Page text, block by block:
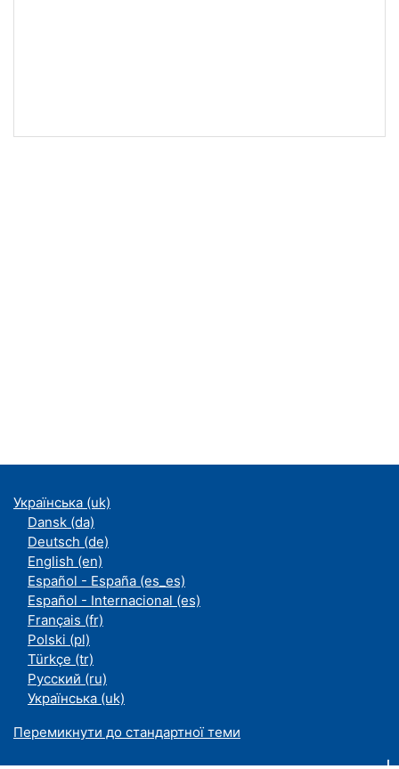
Українська ‎(uk)‎
Dansk ‎(da)‎
Deutsch ‎(de)‎
English ‎(en)‎
Español - España ‎(es_es)‎
Español - Internacional ‎(es)‎
Français ‎(fr)‎
Polski ‎(pl)‎
Türkçe ‎(tr)‎
Русский ‎(ru)‎
Українська ‎(uk)‎
Перемикнути до стандартної теми